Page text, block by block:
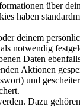
über
haben
deinem
notwendig
Daten
Aktionen
und
Dazu